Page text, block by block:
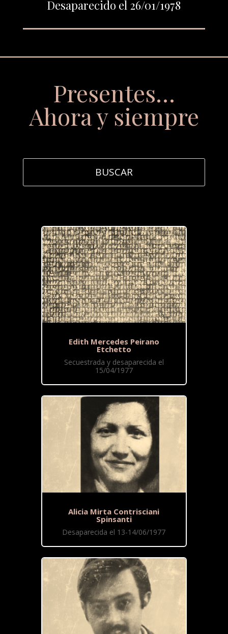
Desaparecido el 26/01/1978
Presentes…
Ahora y siempre
Edith Mercedes Peirano
Etchetto
Secuestrada y desaparecida el
15/04/1977
Alicia Mirta Contrisciani
Spinsanti
Desaparecida el 13-14/06/1977